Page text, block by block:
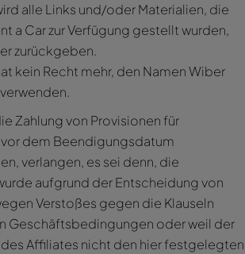
alle Links und/oder Materialien, die
a Car zur Verfügung gestellt wurden,
zurückgeben.
kein Recht mehr, den Namen Wiber
Zahlung von Provisionen für
dem Beendigungsdatum
verlangen, es sei denn, die
aufgrund der Entscheidung von
Verstoßes gegen die Klauseln
Geschäftsbedingungen oder weil der
Affiliates nicht den hier festgelegten